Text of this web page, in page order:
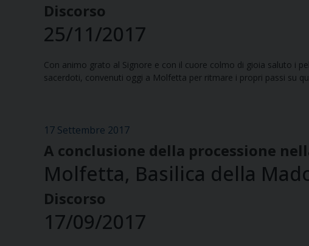
Discorso
25/11/2017
Con animo grato al Signore e con il cuore colmo di gioia saluto i
sacerdoti, convenuti oggi a Molfetta per ritmare i propri passi su
17 Settembre 2017
A conclusione della processione
Molfetta, Basilica della
Discorso
17/09/2017